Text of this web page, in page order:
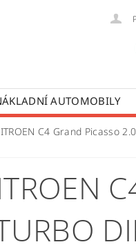
AUTOMOBILY
LISTOVÝCH PER
C4 Grand Picasso